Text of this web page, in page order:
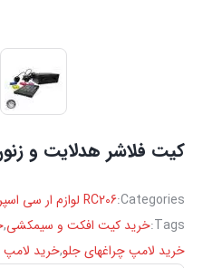
کیت فلاشر هدلایت و
Categories: RC206 لوازم ار سی اسپرت 206
Tags: خرید کیت افکت و سیمکشی,
خرید لامپ چراغهای جلو,خرید لامپ